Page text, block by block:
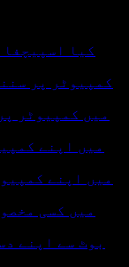
کیا
کمپیوٹر پر
میں کمپیوٹر
میں اپنے
میں اپنے